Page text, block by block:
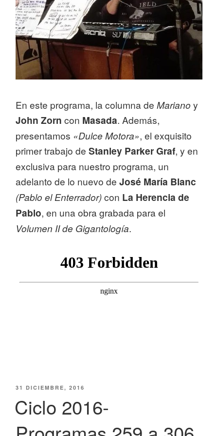
En este programa, la columna de Mariano y
John Zorn con Masada. Además,
presentamos «Dulce Motora», el exquisito
primer trabajo de Stanley Parker Graf, y en
exclusiva para nuestro programa, un
adelanto de lo nuevo de José María Blanc
(Pablo el Enterrador)con La Herencia de
Pablo, en una obra grabada para el
Volumen II de Gigantología.
PUBLICADO
31 DICIEMBRE, 2016
Ciclo 2016-